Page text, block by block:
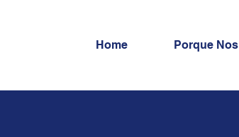
Home Porque